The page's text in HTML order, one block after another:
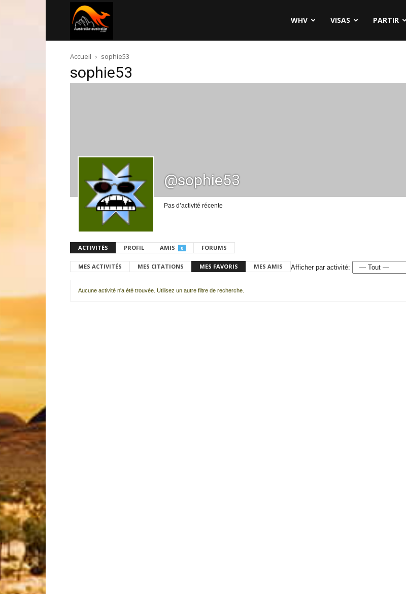
australie.com
WHV VISAS PARTIR
Accueil sophie53
sophie53
@sophie53
Pas d’activité récente
ACTIVITÉS PROFIL AMIS 0 FORUMS
MES ACTIVITÉS MES CITATIONS MES FAVORIS MES AMIS Afficher par activité:
Aucune activité n'a été trouvée. Utilisez un autre filtre de recherche.